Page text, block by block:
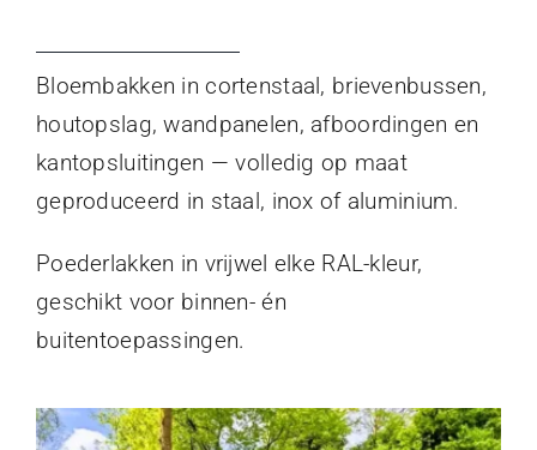
Bloembakken in cortenstaal, brievenbussen,
houtopslag, wandpanelen, afboordingen en
kantopsluitingen — volledig op maat
geproduceerd in staal, inox of aluminium.
Poederlakken in vrijwel elke RAL-kleur,
geschikt voor binnen- én
buitentoepassingen.